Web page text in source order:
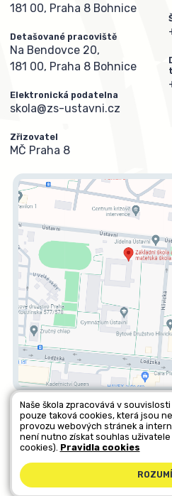
181 00, Praha 8 Bohnice
Detašované pracoviště
Na Bendovce 20,
181 00, Praha 8 Bohnice
Elektronická podatelna
skola@zs-ustavni.cz
Zřizovatel
MČ Praha 8
Všechna práva vyhrazena.
Kontakty|Přihlásit|Prohlášení o
Naše škola zpracovává v
pouze taková cookies, která jsou
provozu webových stránek a
není nutno získat souhlas
cookies). Pravidla cookies